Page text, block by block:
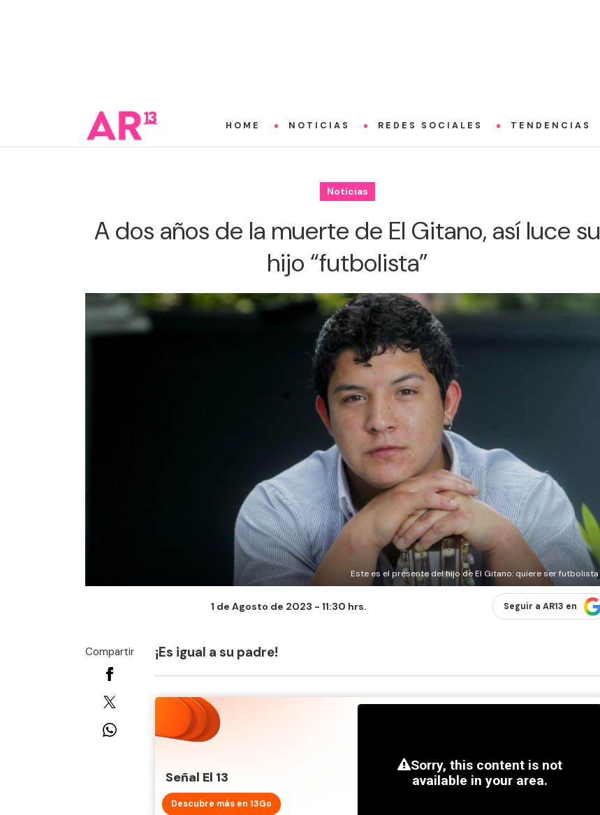
HOME NOTICIAS REDES SOCIALES TENDENCIAS
Noticias
A dos años de la muerte de El Gitano, así luce su
hijo “futbolista”
Este es el presente del hijo de El Gitano: quiere ser futbolista
1 de Agosto de 2023 - 11:30 hrs. Seguir a AR13 en
Compartir ¡Es igual a su padre!
Señal El 13
Descubre más en 13Go